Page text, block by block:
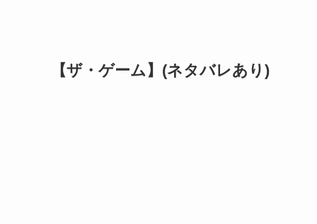
【ザ・ゲーム】(ネタバレあり)